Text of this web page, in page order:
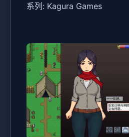
系列: Kagura Games